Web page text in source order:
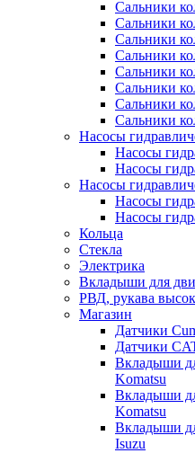
Сальники
Сальники
Сальники
Сальники
Сальники
Сальники
Сальники
Сальники
Насосы
Насосы
Насосы
Насосы
Насосы
Насосы
Кольца
Стекла
Электрика
Вкладыши для
РВД, рукава
Магазин
Датчики
Датчики
Вкладыши
Komatsu
Вкладыши
Komatsu
Вкладыши
Isuzu